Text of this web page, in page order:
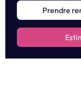
Prendre